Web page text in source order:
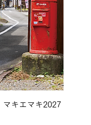
キエマキ2027